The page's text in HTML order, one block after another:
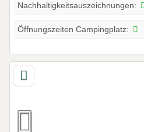
Nachhaltigkeitsauszeichnungen:
Öffnungszeiten Campingplatz: